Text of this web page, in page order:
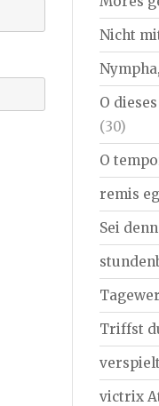
Nicht
O
(30)
O
remis
Sei
Triffst
victrix